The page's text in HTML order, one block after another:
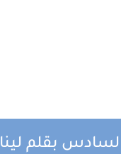
بقلم لينا